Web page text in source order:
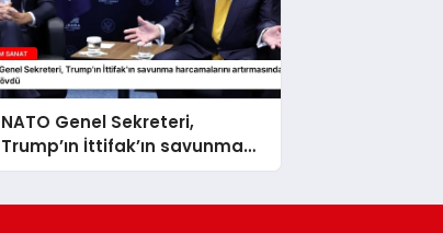
NATO Genel Sekreteri,
Trump’ın İttifak’ın savunma
harcamalarını artırmasındaki